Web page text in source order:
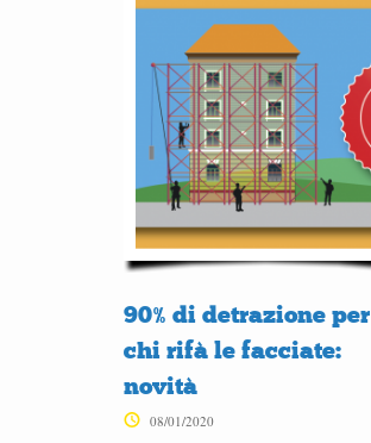
90% di detrazione per
chi rifà le facciate:
novità
08/01/2020